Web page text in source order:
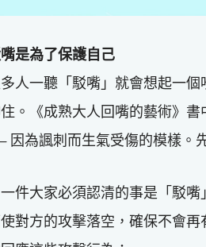
是為了保護自己
人一聽「駁嘴」就會想起一
。《成熟大人回嘴的藝術》
因為諷刺而生氣受傷的模樣。
件大家必須認清的事是「駁
對方的攻擊落空，確保不會